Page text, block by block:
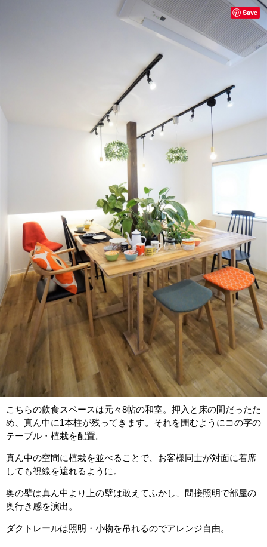
こちらの飲食スペースは元々8帖の和室。押入と床の間だったた
め、真ん中に1本柱が残ってきます。それを囲むようにコの字の
テーブル・植栽を配置。
真ん中の空間に植栽を並べることで、お客様同士が対面に着席
しても視線を遮れるように。
奥の壁は真ん中より上の壁は敢えてふかし、間接照明で部屋の
奥行き感を演出。
ダクトレールは照明・小物を吊れるのでアレンジ自由。
Save